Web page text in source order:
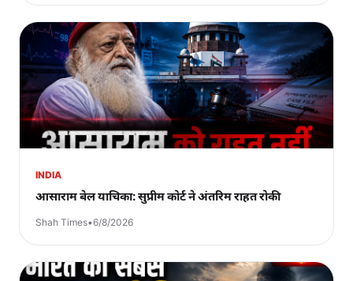
INDIA
आसाराम बेल याचिका: सुप्रीम कोर्ट ने अंतरिम राहत रोकी
Shah Times•6/8/2026